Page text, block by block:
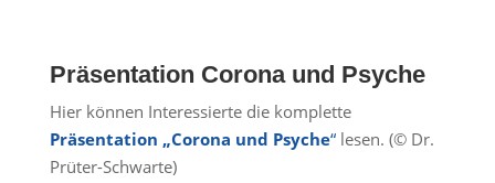
Präsentation Corona und Psyche
Hier können Interessierte die komplette
Präsentation „Corona und Psyche“lesen. (© Dr.
Prüter-Schwarte)